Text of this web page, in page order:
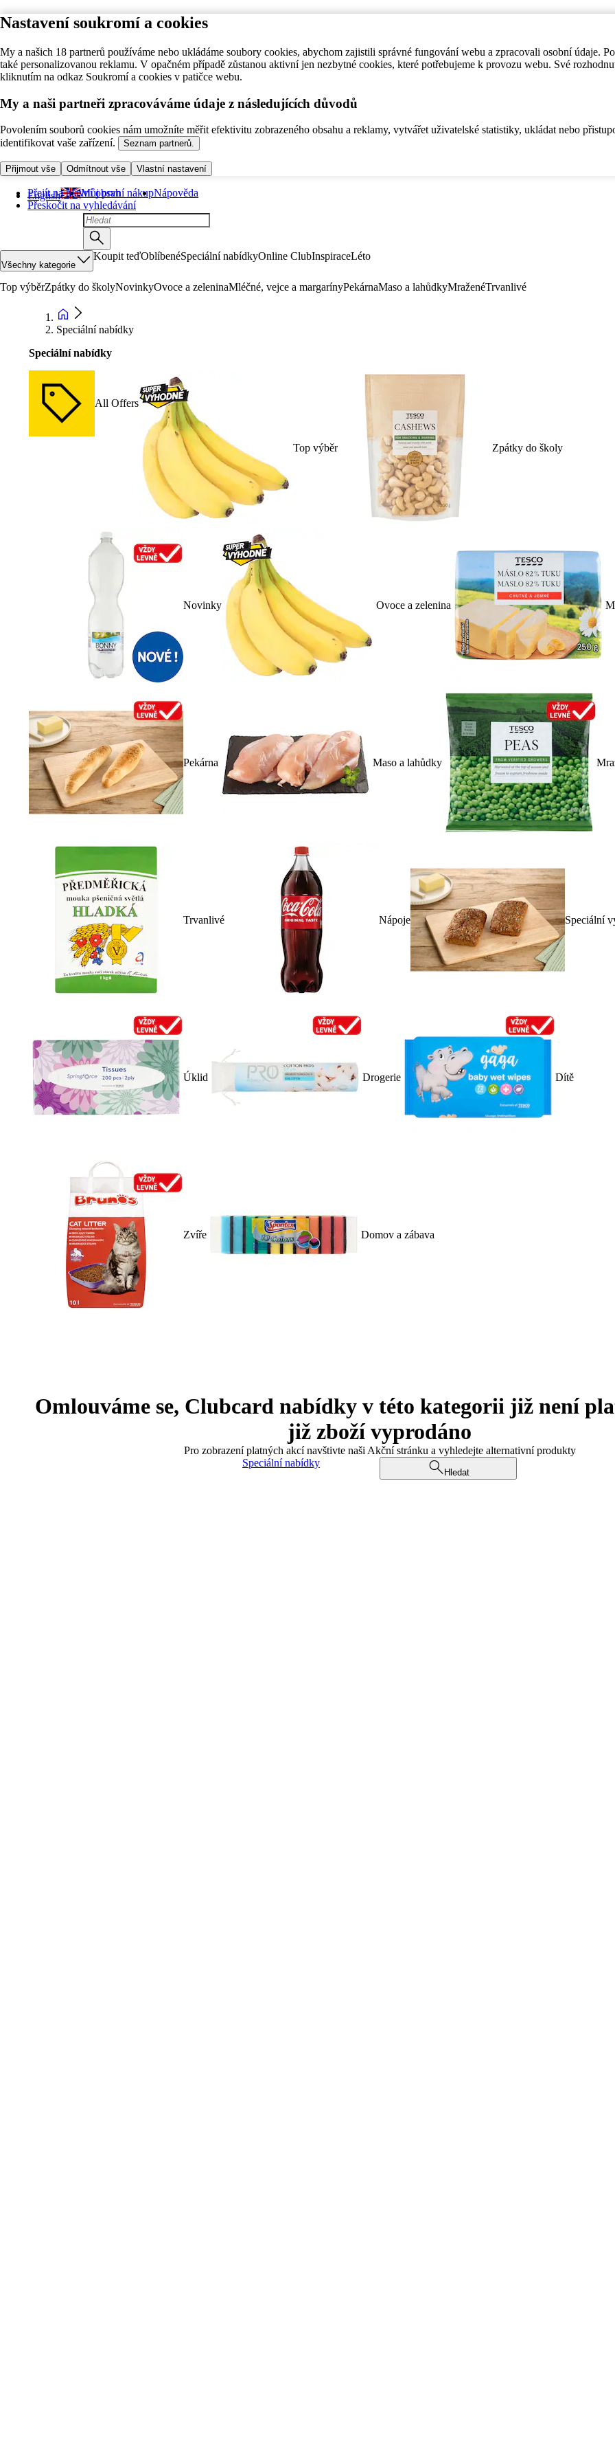
Nastavení soukromí a cookies
My a našich 18 partnerů používáme nebo ukládáme soubory cookies, abychom zajistili správné fungování webu a zpracovali osobní údaje.
také personalizovanou reklamu. V opačném případě zůstanou aktivní jen nezbytné cookies, které potřebujeme k provozu webu. Své
kliknutím na odkaz Soukromí a cookies v patičce webu.
My a naši partneři zpracováváme údaje z následujících důvodů
Povolením souborů cookies nám umožníte měřit efektivitu zobrazeného obsahu a reklamy, vytvářet uživatelské statistiky, ukládat nebo
identifikovat vaše zařízení.
Seznam partnerů.
Přijmout vše Odmítnout vše Vlastní nastavení
Přejít na hlavní obsah
Přeskočit na vyhledávání
English Můj první nákupNápověda
Všechny kategorie
Koupit teďOblíbenéSpeciální nabídkyOnline ClubInspiraceLéto
Top výběrZpátky do školyNovinkyOvoce a zeleninaMléčné, vejce a margarínyPekárnaMaso a lahůdkyMraženéTrvanlivé
Speciální nabídky
Speciální nabídky
All Offers
Top výběr Zpátky do školy
Novinky Ovoce a zelenina
Pekárna Maso a lahůdky
Trvanlivé Nápoje Speciální
Úklid Drogerie Dítě
Zvíře Domov a zábava
Omlouváme se, Clubcard nabídky v této kategorii již není
již zboží vyprodáno
Pro zobrazení platných akcí navštivte naši Akční stránku a vyhledejte alternativní produkty
Speciální nabídky
Hledat